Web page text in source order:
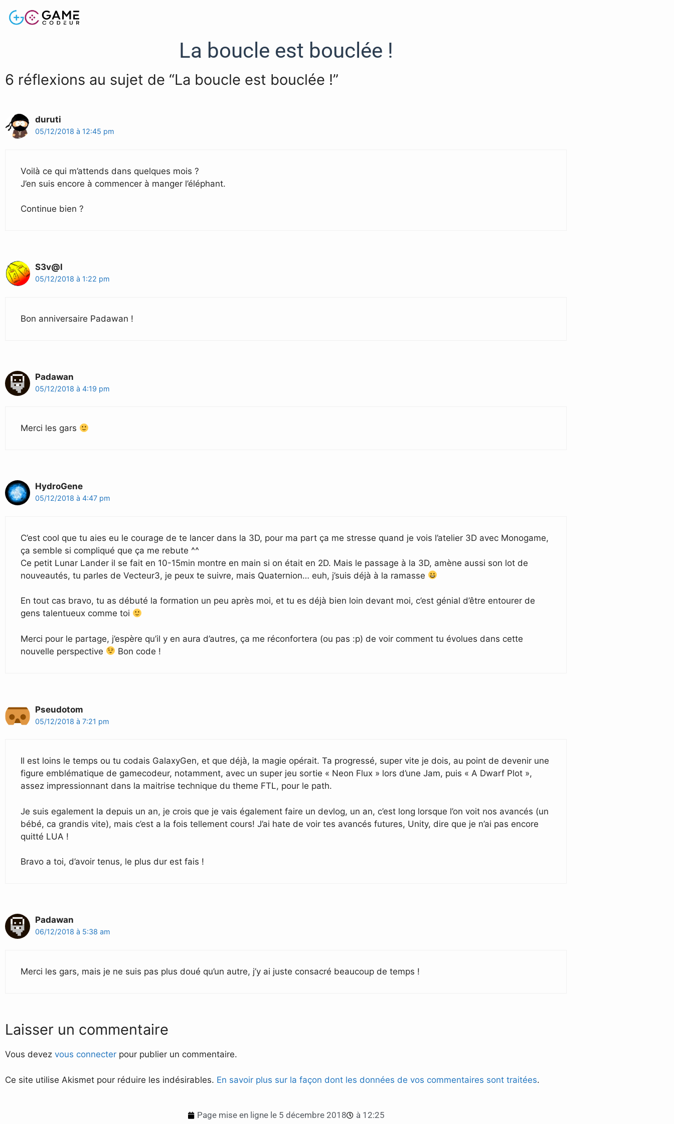
La boucle est bouclée !
6 réflexions au sujet de “La boucle est bouclée !”
duruti
05/12/2018 à 12:45 pm
Voilà ce qui m’attends dans quelques mois ?
J’en suis encore à commencer à manger l’éléphant.
Continue bien ?
S3v@l
05/12/2018 à 1:22 pm
Bon anniversaire Padawan !
Padawan
05/12/2018 à 4:19 pm
Merci les gars
HydroGene
05/12/2018 à 4:47 pm
C’est cool que tu aies eu le courage de te lancer dans la 3D, pour ma part ça me stresse quand je vois l’atelier 3D avec Monogame,
ça semble si compliqué que ça me rebute ^^
Ce petit Lunar Lander il se fait en 10-15min montre en main si on était en 2D. Mais le passage à la 3D, amène aussi son lot de
nouveautés, tu parles de Vecteur3, je peux te suivre, mais Quaternion… euh, j’suis déjà à la ramasse
En tout cas bravo, tu as débuté la formation un peu après moi, et tu es déjà bien loin devant moi, c’est génial d’être entourer de
gens talentueux comme toi
Merci pour le partage, j’espère qu’il y en aura d’autres, ça me réconfortera (ou pas :p) de voir comment tu évolues dans cette
nouvelle perspective
Bon code !
Pseudotom
05/12/2018 à 7:21 pm
Il est loins le temps ou tu codais GalaxyGen, et que déjà, la magie opérait. Ta progressé, super vite je dois, au point de devenir une
figure emblématique de gamecodeur, notamment, avec un super jeu sortie « Neon Flux » lors d’une Jam, puis « A Dwarf Plot »,
assez impressionnant dans la maitrise technique du theme FTL, pour le path.
Je suis egalement la depuis un an, je crois que je vais également faire un devlog, un an, c’est long lorsque l’on voit nos avancés (un
bébé, ca grandis vite), mais c’est a la fois tellement cours! J’ai hate de voir tes avancés futures, Unity, dire que je n’ai pas encore
quitté LUA !
Bravo a toi, d’avoir tenus, le plus dur est fais !
Padawan
06/12/2018 à 5:38 am
Merci les gars, mais je ne suis pas plus doué qu’un autre, j’y ai juste consacré beaucoup de temps !
Laisser un commentaire
Vous devez vous connecter pour publier un commentaire.
Ce site utilise Akismet pour réduire les indésirables. En savoir plus sur la façon dont les données de vos commentaires sont traitées.
Page mise en ligne le 5 décembre 2018 à 12:25